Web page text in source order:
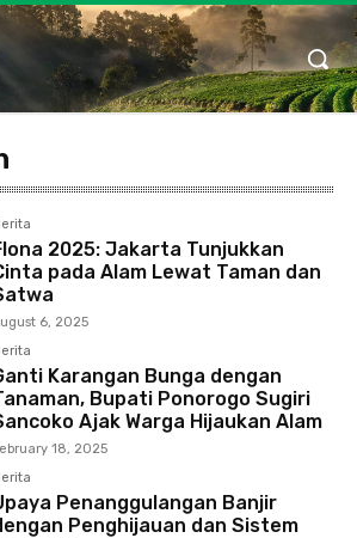
2025: Jakarta Tunjukkan
pada Alam Lewat Taman dan
6, 2025
Karangan Bunga dengan
Bupati Ponorogo Sugiri
Ajak Warga Hijaukan Alam
18, 2025
Penanggulangan Banjir
Penghijauan dan Sistem